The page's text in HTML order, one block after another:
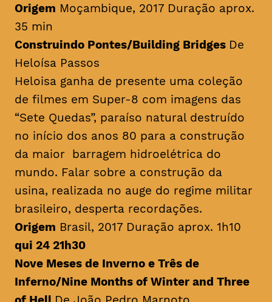
Origem Moçambique, 2017 Duração aprox.
35 min
Construindo Pontes/Building Bridges De
Heloísa Passos
Heloisa ganha de presente uma coleção
de filmes em Super-8 com imagens das
“Sete Quedas”, paraíso natural destruído
no início dos anos 80 para a construção
da maior barragem hidroelétrica do
mundo. Falar sobre a construção da
usina, realizada no auge do regime militar
brasileiro, desperta recordações.
Origem Brasil, 2017 Duração aprox. 1h10
qui 24 21h30
Nove Meses de Inverno e Três de
Inferno/Nine Months of Winter and Three